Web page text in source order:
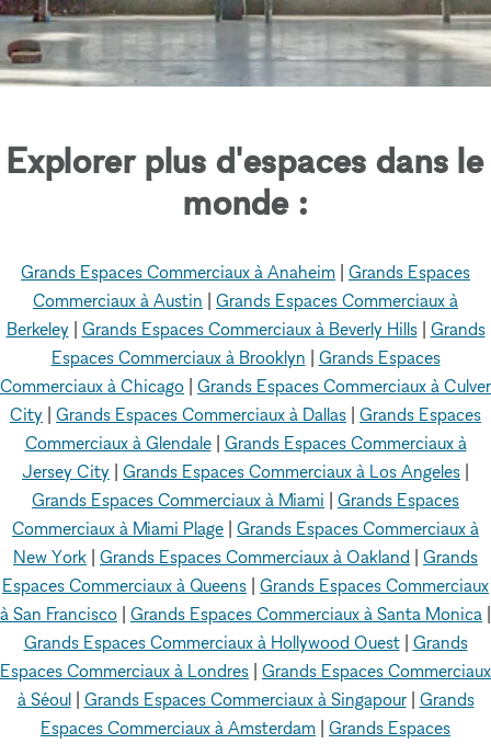
Explorer plus d'espaces dans le
monde :
Grands Espaces Commerciaux à Anaheim Grands Espaces
Commerciaux à Austin
Grands Espaces Commerciaux à
Berkeley
Grands Espaces Commerciaux à Beverly Hills| Grands
Espaces Commerciaux à Brooklyn
Grands Espaces
Commerciaux à Chicago Grands Espaces Commerciaux à Culver
City
Grands Espaces Commerciaux à Dallas Grands Espaces
Commerciaux à Glendale| Grands Espaces Commerciaux à
Jersey City
Grands Espaces Commerciaux à Los Angeles
Grands Espaces Commerciaux à Miami
Grands Espaces
Commerciaux à Miami Plage Grands Espaces Commerciaux à
New York Grands Espaces Commerciaux à Oakland
Grands
Espaces Commerciaux à Queens Grands Espaces Commerciaux
à San Francisco Grands Espaces Commerciaux à Santa Monica
Grands Espaces Commerciaux à Hollywood Ouest| Grands
Espaces Commerciaux à Londres Grands Espaces Commerciaux
à Séoul| Grands Espaces Commerciaux à Singapour| Grands
Espaces Commerciaux à Amsterdam Grands Espaces